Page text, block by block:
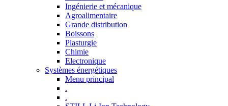
Ingénierie et mécanique
Agroalimentaire
Grande distribution
Boissons
Plasturgie
Chimie
Electronique
Systèmes énergétiques
Menu principal
.
.